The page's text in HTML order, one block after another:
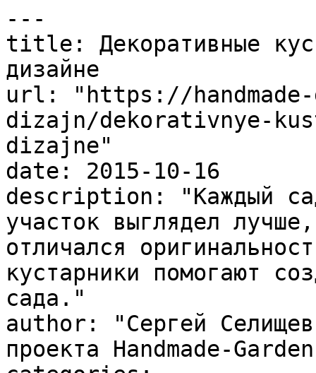
---
title: Декоративные
дизайне
url: "https://
dizajn/dekorativnye-
dizajne"
date: 2015-10-16
description: "Каждый
участок выглядел
отличался
кустарники помогают
сада."
author: "Сергей
проекта Handmade-